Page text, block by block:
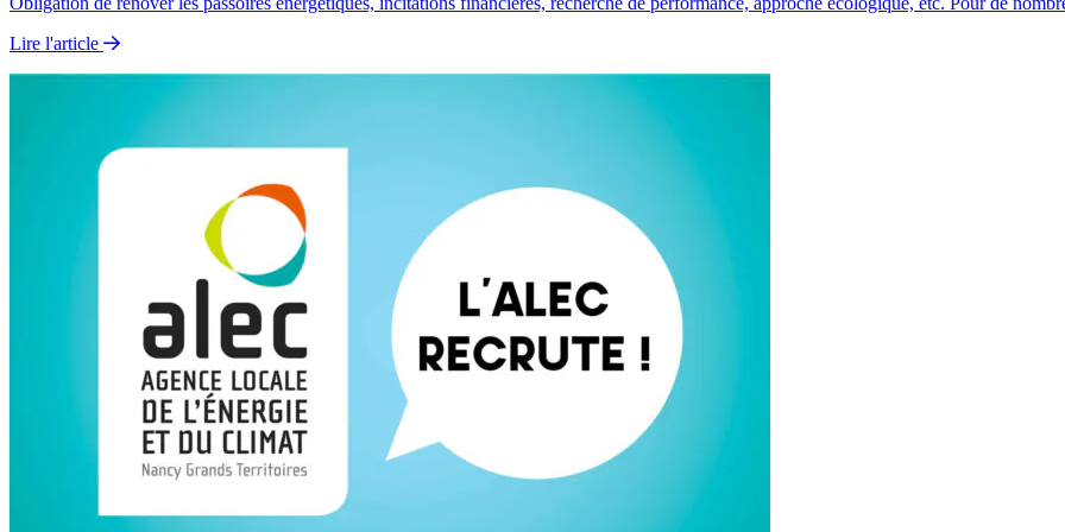
Lire l'article